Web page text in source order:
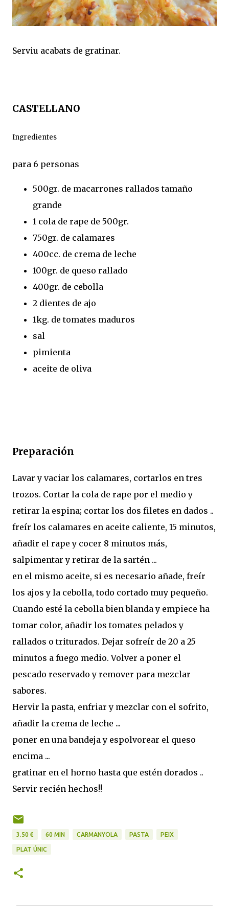
Serviu acabats de gratinar.
CASTELLANO
Ingredientes
para 6 personas
500gr. de macarrones rallados tamaño
grande
1 cola de rape de 500gr.
750gr. de calamares
400cc. de crema de leche
100gr. de queso rallado
400gr. de cebolla
2 dientes de ajo
1kg. de tomates maduros
sal
pimienta
aceite de oliva
Preparación
Lavar y vaciar los calamares, cortarlos en tres
trozos. Cortar la cola de rape por el medio y
retirar la espina; cortar los dos filetes en dados ..
freír los calamares en aceite caliente, 15 minutos,
añadir el rape y cocer 8 minutos más,
salpimentar y retirar de la sartén ...
en el mismo aceite, si es necesario añade, freír
los ajos y la cebolla, todo cortado muy pequeño.
Cuando esté la cebolla bien blanda y empiece ha
tomar color, añadir los tomates pelados y
rallados o triturados. Dejar sofreír de 20 a 25
minutos a fuego medio. Volver a poner el
pescado reservado y remover para mezclar
sabores.
Hervir la pasta, enfriar y mezclar con el sofrito,
añadir la crema de leche ...
poner en una bandeja y espolvorear el queso
encima ...
gratinar en el horno hasta que estén dorados ..
Servir recién hechos!!
3.50 € 60 MIN CARMANYOLA PASTA PEIX
PLAT ÚNIC